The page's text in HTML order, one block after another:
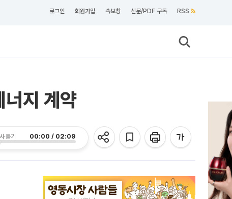
로그인 회원가입 속보창 신문/PDF 구독 RSS
지 계약
듣기 00:00 / 02:09